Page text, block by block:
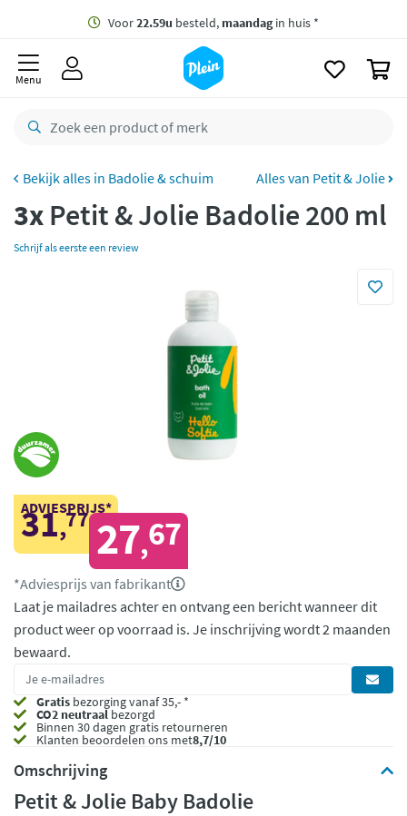
Gratis bezorging vanaf 35,- *
besteld,maandag
retourneren
CO2 neutraal bezorgd
Betaal met Klarna
Menu
Badolie & schuim Alles van Petit & Jolie
3x Petit & Jolie Badolie 200 ml
Schrijf als eerste een review
ADVIESPRIJS*
31,77 27,67
*Adviesprijs van fabrikant
Laat je mailadres achter en ontvang een bericht wanneer dit
product weer op voorraad is. Je inschrijving wordt 2 maanden
bewaard.
Gratis bezorging vanaf 35,- *
CO2 neutraalbezorgd
Binnen 30 dagen gratis retourneren
Klanten beoordelen ons met8,7/10
Omschrijving
Petit & Jolie Baby Badolie